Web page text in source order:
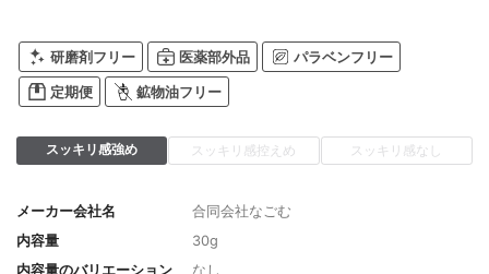
研磨剤フリー 医薬部外品 パラベンフリー
定期便 鉱物油フリー
スッキリ感強め スッキリ感控えめ スッキリ感なし
メーカー会社名
合同会社なごむ
内容量
30g
内容量のバリエーション
なし